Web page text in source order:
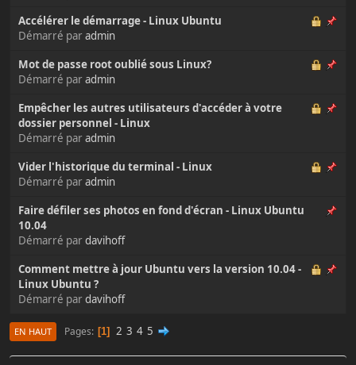
Accélérer le démarrage - Linux Ubuntu
Démarré paradmin
Mot de passe root oublié sous Linux?
Démarré paradmin
Empêcher les autres utilisateurs d'accéder à votre
dossier personnel - Linux
Démarré paradmin
Vider l'historique du terminal - Linux
Démarré paradmin
Faire défiler ses photos en fond d'écran - Linux Ubuntu
10.04
Démarré pardavihoff
Comment mettre à jour Ubuntu vers la version 10.04 -
Linux Ubuntu ?
Démarré pardavihoff
EN HAUT Pages 1 2 3 4 5